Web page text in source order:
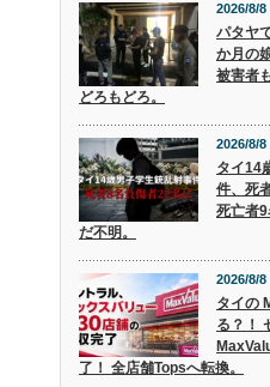
2026/8/8
パタヤ
か月の
被害者
どろもどろ。
2026/8/8
タイ14
件、死
死亡者
だ不明。
2026/8/8
タイの
る？！
了！ 全店舗Topsへ転換。